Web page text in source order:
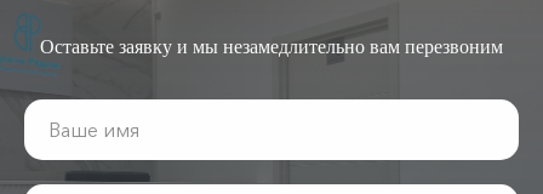
Оставьте заявку и мы незамедлительно вам перезвоним